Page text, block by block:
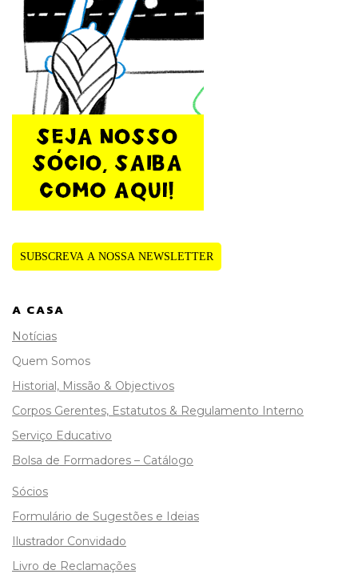
SUBSCREVA A NOSSA NEWSLETTER
A CASA
Notícias
Quem Somos
Historial, Missão & Objectivos
Corpos Gerentes, Estatutos & Regulamento Interno
Serviço Educativo
Bolsa de Formadores – Catálogo
Sócios
Formulário de Sugestões e Ideias
Ilustrador Convidado
Livro de Reclamações